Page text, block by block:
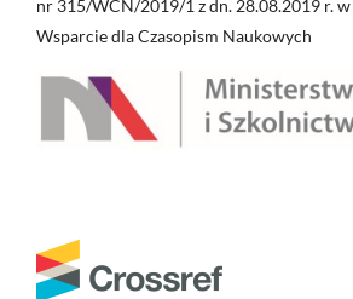
nr 315/WCN/2019/1 z dn. 28.08.2019 r.
Wsparcie dla Czasopism Naukowych